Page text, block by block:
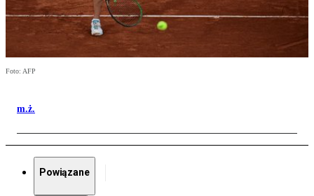
Foto: AFP
m.ż.
Powiązane